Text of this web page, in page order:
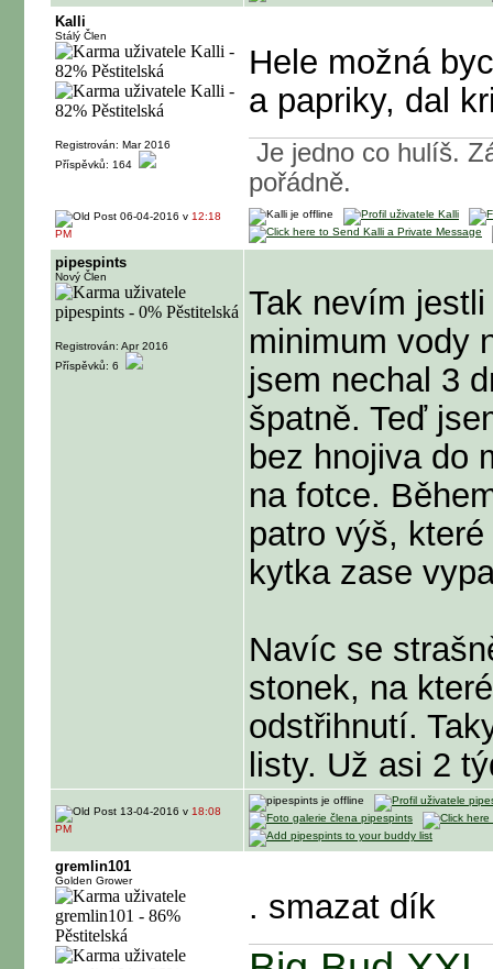
Kalli
Stálý Člen
Registrován: Mar 2016
Příspěvků: 164
Hele možná
a papriky, dal
Je jedno co hulíš.
pořádně.
06-04-2016 v 12:18
PM
pipespints
Nový Člen
Registrován: Apr 2016
Příspěvků: 6
Tak nevím
minimum vody
jsem nechal 3
špatně. Teď
bez hnojiva do
na fotce.
patro výš,
kytka zase
Navíc se
stonek, na
odstřihnutí.
listy. Už asi 2
13-04-2016 v 18:08
PM
gremlin101
Golden Grower
. smazat dík